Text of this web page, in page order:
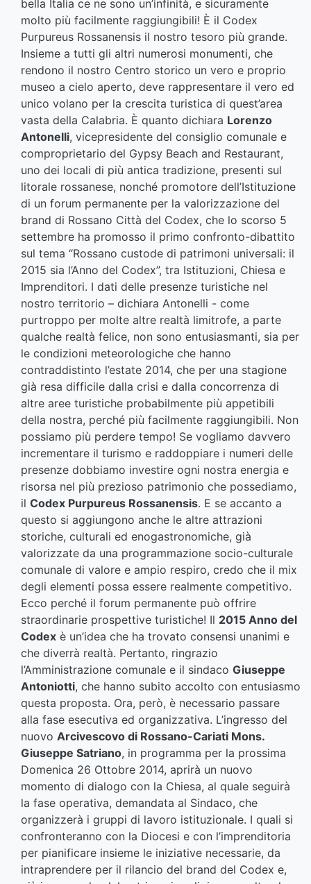
bella Italia ce ne sono un’infinità, e sicuramente
molto più facilmente raggiungibili! È il Codex
Purpureus Rossanensis il nostro tesoro più grande.
Insieme a tutti gli altri numerosi monumenti, che
rendono il nostro Centro storico un vero e proprio
museo a cielo aperto, deve rappresentare il vero ed
unico volano per la crescita turistica di quest’area
vasta della Calabria. È quanto dichiara Lorenzo
Antonelli, vicepresidente del consiglio comunale e
comproprietario del Gypsy Beach and Restaurant,
uno dei locali di più antica tradizione, presenti sul
litorale rossanese, nonché promotore dell’Istituzione
di un forum permanente per la valorizzazione del
brand di Rossano Città del Codex, che lo scorso 5
settembre ha promosso il primo confronto-dibattito
sul tema “Rossano custode di patrimoni universali: il
2015 sia l’Anno del Codex”, tra Istituzioni, Chiesa e
Imprenditori. I dati delle presenze turistiche nel
nostro territorio – dichiara Antonelli - come
purtroppo per molte altre realtà limitrofe, a parte
qualche realtà felice, non sono entusiasmanti, sia per
le condizioni meteorologiche che hanno
contraddistinto l’estate 2014, che per una stagione
già resa difficile dalla crisi e dalla concorrenza di
altre aree turistiche probabilmente più appetibili
della nostra, perché più facilmente raggiungibili. Non
possiamo più perdere tempo! Se vogliamo davvero
incrementare il turismo e raddoppiare i numeri delle
presenze dobbiamo investire ogni nostra energia e
risorsa nel più prezioso patrimonio che possediamo,
il Codex Purpureus Rossanensis. E se accanto a
questo si aggiungono anche le altre attrazioni
storiche, culturali ed enogastronomiche, già
valorizzate da una programmazione socio-culturale
comunale di valore e ampio respiro, credo che il mix
degli elementi possa essere realmente competitivo.
Ecco perché il forum permanente può offrire
straordinarie prospettive turistiche! Il 2015 Anno del
Codex è un’idea che ha trovato consensi unanimi e
che diverrà realtà. Pertanto, ringrazio
l’Amministrazione comunale e il sindaco Giuseppe
Antoniotti, che hanno subito accolto con entusiasmo
questa proposta. Ora, però, è necessario passare
alla fase esecutiva ed organizzativa. L’ingresso del
nuovo Arcivescovo di Rossano-Cariati Mons.
Giuseppe Satriano, in programma per la prossima
Domenica 26 Ottobre 2014, aprirà un nuovo
momento di dialogo con la Chiesa, al quale seguirà
la fase operativa, demandata al Sindaco, che
organizzerà i gruppi di lavoro istituzionale. I quali si
confronteranno con la Diocesi e con l’imprenditoria
per pianificare insieme le iniziative necessarie, da
intraprendere per il rilancio del brand del Codex e,